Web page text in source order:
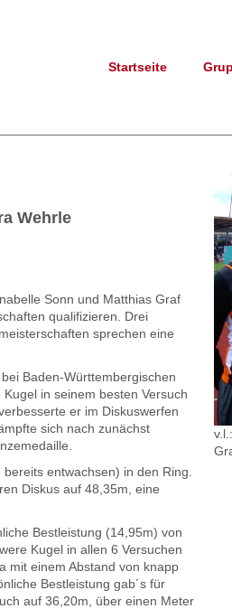
Startseite
Wehrle
Sonn und Matthias Graf
qualifizieren. Drei
sprechen eine
Baden-Württembergischen
in seinem besten Versuch
er im Diskuswerfen
sich nach zunächst
entwachsen) in den Ring.
Diskus auf 48,35m, eine
Bestleistung (14,95m) von
Kugel in allen 6 Versuchen
mit einem Abstand von knapp
Bestleistung gab´s für
auf 36,20m, über einen Meter